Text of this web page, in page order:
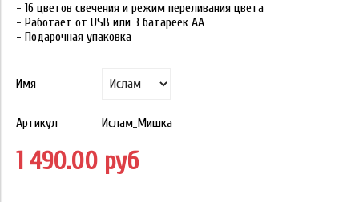
- 16 цветов свечения и режим переливания цвета
- Работает от USB или 3 батареек АА
- Подарочная упаковка
Имя
Артикул Ислам_Мишка
1 490.00 руб